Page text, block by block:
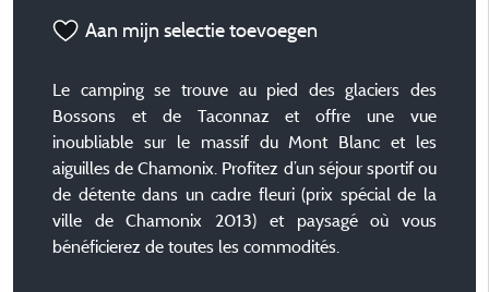
Aan mijn selectie toevoegen
Le camping se trouve au pied des glaciers des
Bossons et de Taconnaz et offre une vue
inoubliable sur le massif du Mont Blanc et les
aiguilles de Chamonix. Profitez d’un séjour sportif ou
de détente dans un cadre fleuri (prix spécial de la
ville de Chamonix 2013) et paysagé où vous
bénéficierez de toutes les commodités.